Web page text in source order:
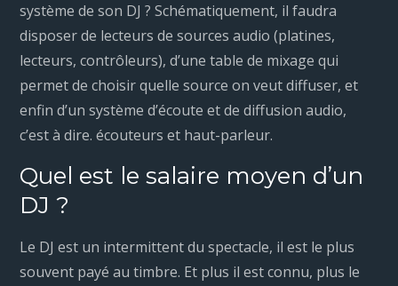
système de son DJ ? Schématiquement, il faudra
disposer de lecteurs de sources audio (platines,
lecteurs, contrôleurs), d’une table de mixage qui
permet de choisir quelle source on veut diffuser, et
enfin d’un système d’écoute et de diffusion audio,
c’est à dire. écouteurs et haut-parleur.
Quel est le salaire moyen d’un
DJ ?
Le DJ est un intermittent du spectacle, il est le plus
souvent payé au timbre. Et plus il est connu, plus le